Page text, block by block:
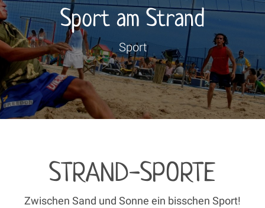
Tagliata
Sport am Strand
Sport
STRAND-SPORTE
Zwischen Sand und Sonne ein bisschen Sport!